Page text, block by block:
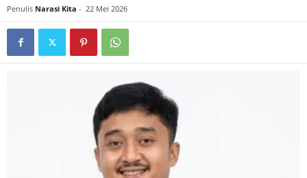
Penulis Narasi Kita - 22 Mei 2026